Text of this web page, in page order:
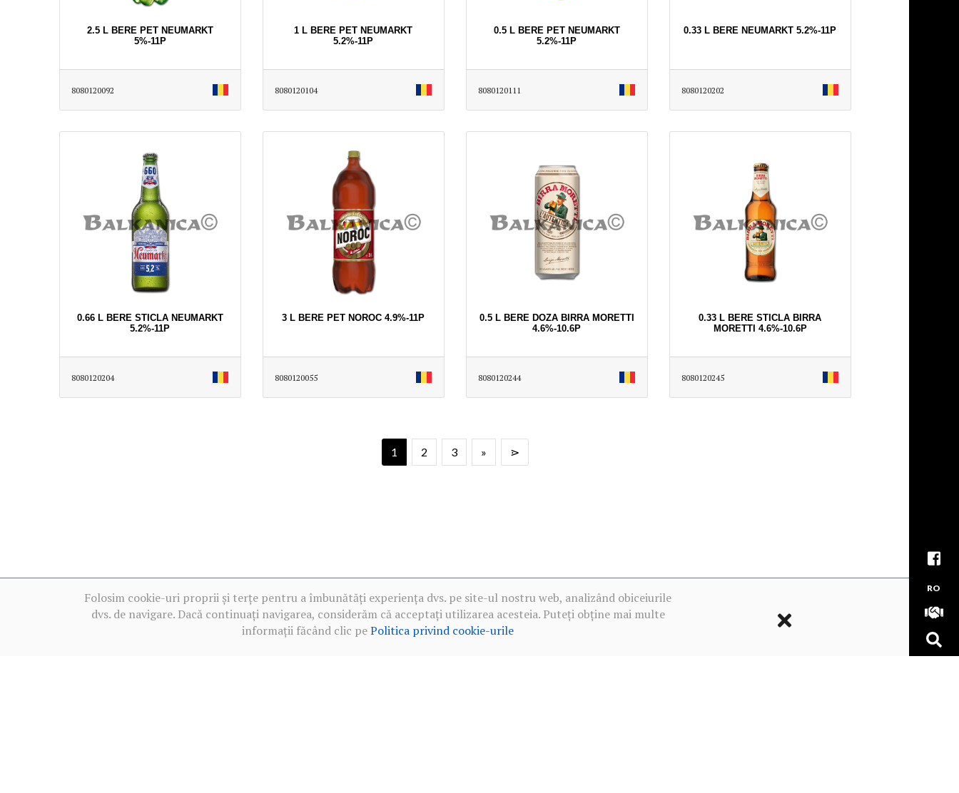
RO
2.5 L BERE PET NEUMARKT
5%-11P
8080120092
1 L BERE PET NEUMARKT
5.2%-11P
8080120104
0.5 L BERE PET NEUMARKT
5.2%-11P
8080120111
0.33 L BERE NEUMARKT 5.2%-11P
8080120202
0.66 L BERE STICLA NEUMARKT
5.2%-11P
8080120204
3 L BERE PET NOROC 4.9%-11P
8080120055
0.5 L BERE DOZA BIRRA MORETTI
4.6%-10.6P
8080120244
0.33 L BERE STICLA BIRRA
MORETTI 4.6%-10.6P
8080120245
1 2 3 » ⋗
Folosim cookie-uri proprii și terțe pentru a îmbunătăți experiența dvs. pe site-ul nostru web, analizând obiceiurile
dvs. de navigare. Dacă continuați navigarea, considerăm că acceptați utilizarea acesteia. Puteți obține mai multe
informații făcând clic pePolitica privind cookie-urile